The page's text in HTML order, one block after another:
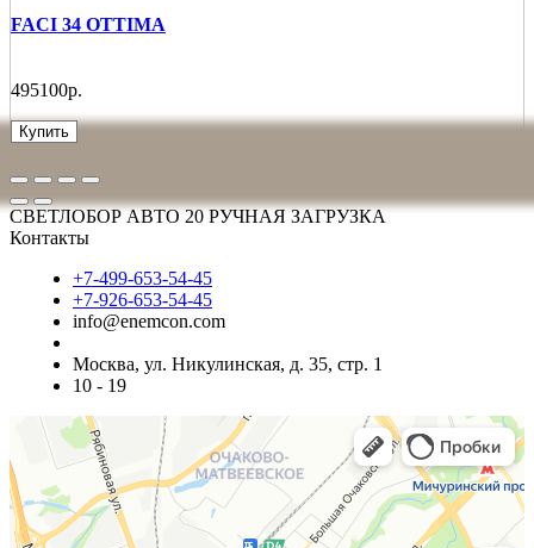
FACI 34 OTTIMA
495100р.
Купить
СВЕТЛОБОР АВТО 20 РУЧНАЯ ЗАГРУЗКА
Контакты
+7-499-653-54-45
+7-926-653-54-45
info@enemcon.com
Москва, ул. Никулинская, д. 35, стр. 1
10 - 19